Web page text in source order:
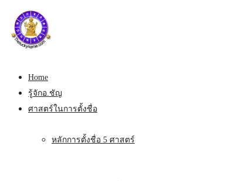
Home
รู้จักอ.ชัญ
ศาสตร์ในการตั้งชื่อ
หลักการตั้งชื่อ 5 ศาสตร์